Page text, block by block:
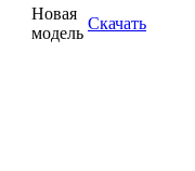
Новая
модель
Скачать